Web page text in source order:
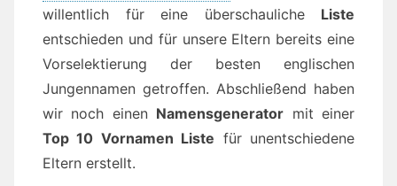
willentlich für eine überschauliche Liste
entschieden und für unsere Eltern bereits eine
Vorselektierung der besten englischen
Jungennamen getroffen. Abschließend haben
wir noch einen Namensgenerator mit einer
Top 10 Vornamen Liste für unentschiedene
Eltern erstellt.